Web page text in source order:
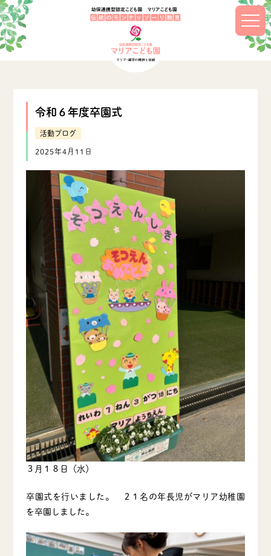
令和６年度卒園式
活動ブログ
2025年4月11日
３月１８日（水）
卒園式を行いました。 ２１名の年長児がマリア幼稚園
を卒園しました。